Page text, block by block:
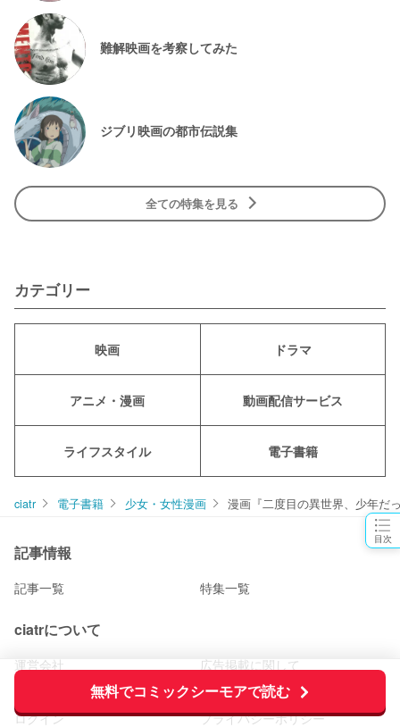
目次
無料でコミックシーモアで読む
難解映画を考察してみた
ジブリ映画の都市伝説集
全ての特集を見る
カテゴリー
映画 ドラマ
アニメ・漫画 動画配信サービス
ライフスタイル 電子書籍
ciatr 電子書籍 少女・女性漫画 漫画『二度目の異世界、少年だ
記事情報
記事一覧 特集一覧
ciatrについて
運営会社
広告掲載に関して
お問い合わせ
ログイン
プライバシーポリシー